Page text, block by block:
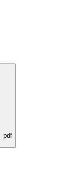
pdf